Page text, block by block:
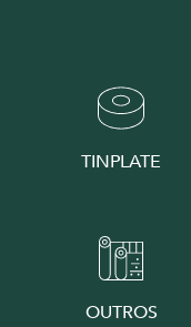
TINPLATE
OUTROS